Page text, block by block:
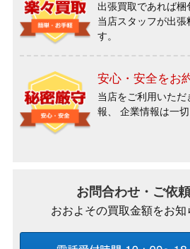
出張買取であれば梱
当店スタッフが出張
す。
安心・安全をお
当店をご利用いた
報、 企業情報は一
お問合わせ・ご依
おおよその買取金額をお知